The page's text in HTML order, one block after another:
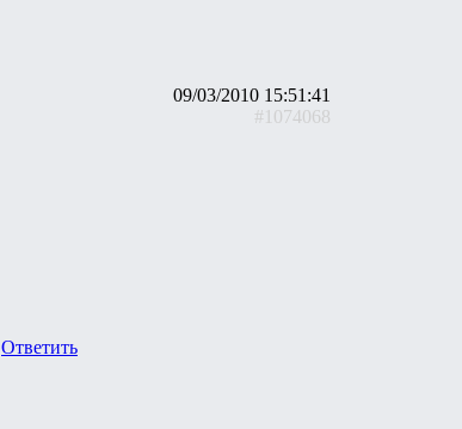
09/03/2010 15:51:41
#1074068
Ответить